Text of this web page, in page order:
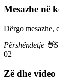
Mesazhe në
Dërgo mesazhe,
Përshëndetje 👋
02
Zë dhe video